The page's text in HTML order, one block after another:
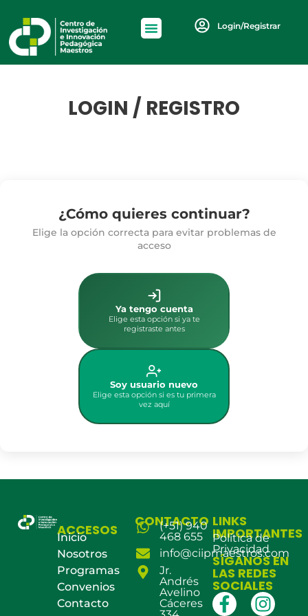
Login/Registrar
LOGIN / REGISTRO
¿Cómo quieres continuar?
Elige la opción correcta para evitar problemas de
acceso
Ya tengo cuenta
Elige esta opción si ya te
registraste antes
Soy usuario nuevo
Elige esta opción si es tu primera
vez aquí
ACCESOS
Inicio
Nosotros
Programas
Convenios
Contacto
CONTACTO
(+51) 940
468 655
info@ciipmaestros.com
Jr.
Andrés
Avelino
Cáceres
LINKS
IMPORTANTES
Política de
Privacidad
SÍGANOS EN
LAS REDES
SOCIALES